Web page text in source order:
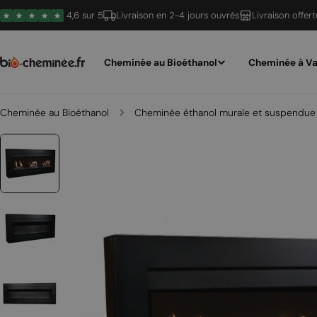
Passer
au
4,6 sur 5 Livraison en 2-4 jours ouvrés Livraison
Cheminée au Bioéthanol Cheminée à
Cheminée au Bioéthanol Cheminée éthanol murale et suspendue